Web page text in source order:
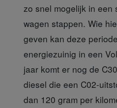
zo snel mogelijk in een
wagen stappen. Wie
geven kan deze
energiezuinig in een
jaar komt er nog de
diesel die een C02-
dan 120 gram per